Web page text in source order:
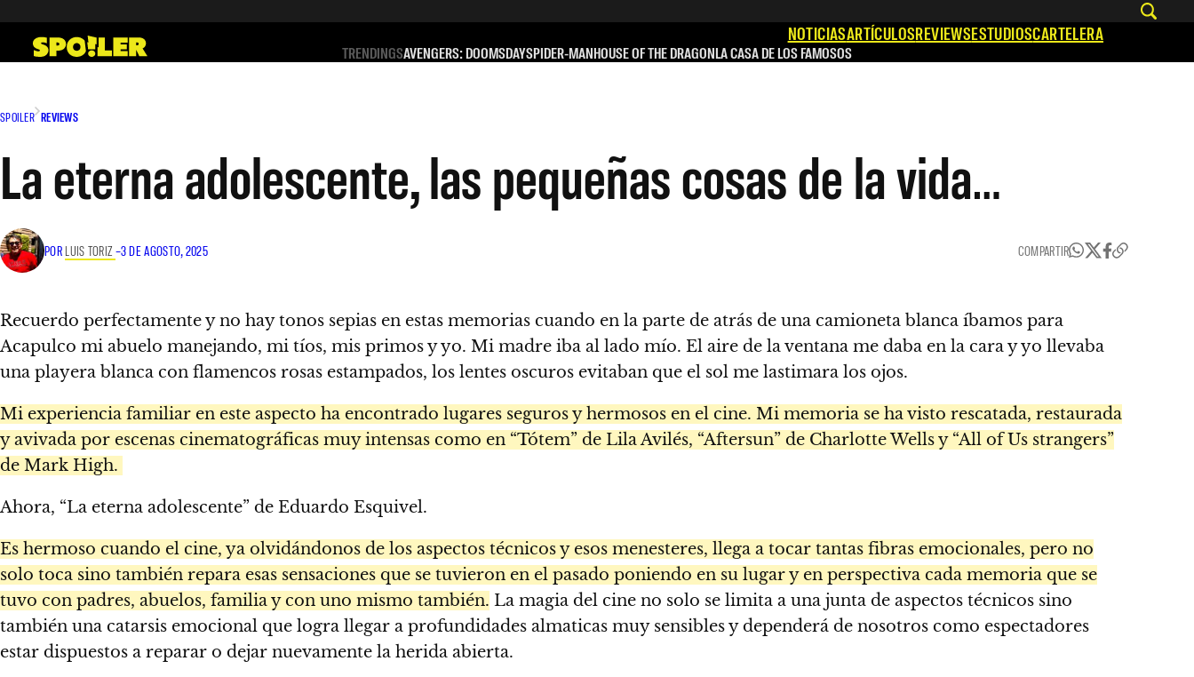
contenido
NOTICIASARTÍCULOSREVIEWSESTUDIOSCARTELERA
TRENDINGSAVENGERS: DOOMSDAYSPIDER-MANHOUSE OF THE DRAGONLA CASA DE LOS FAMOSOS
SPOILER REVIEWS
La eterna adolescente, las pequeñas cosas de la vida…
POR LUIS TORIZ –3 DE AGOSTO, 2025 COMPARTIR
Recuerdo perfectamente y no hay tonos sepias en estas memorias cuando en la parte de atrás de una camioneta blanca íbamos para
Acapulco mi abuelo manejando, mi tíos, mis primos y yo. Mi madre iba al lado mío. El aire de la ventana me daba en la cara y yo llevaba
una playera blanca con flamencos rosas estampados, los lentes oscuros evitaban que el sol me lastimara los ojos.
Mi experiencia familiar en este aspecto ha encontrado lugares seguros y hermosos en el cine. Mi memoria se ha visto rescatada, restaurada
y avivada por escenas cinematográficas muy intensas como en “Tótem” de Lila Avilés, “Aftersun” de Charlotte Wells y “All of Us strangers”
de Mark High.
Ahora, “La eterna adolescente” de Eduardo Esquivel.
Es hermoso cuando el cine, ya olvidándonos de los aspectos técnicos y esos menesteres, llega a tocar tantas fibras emocionales, pero no
solo toca sino también repara esas sensaciones que se tuvieron en el pasado poniendo en su lugar y en perspectiva cada memoria que se
tuvo con padres, abuelos, familia y con uno mismo también. La magia del cine no solo se limita a una junta de aspectos técnicos sino
también una catarsis emocional que logra llegar a profundidades almaticas muy sensibles y dependerá de nosotros como espectadores
estar dispuestos a reparar o dejar nuevamente la herida abierta.